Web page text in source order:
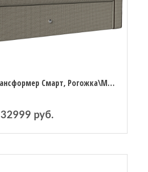
Детский диван трансформер Смарт, Рогожка\Микровельвет
32999 руб.